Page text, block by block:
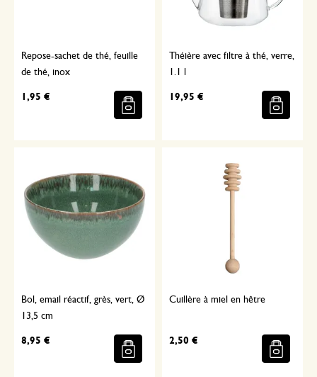
Repose-sachet de thé, feuille
de thé, inox
1,95 €
Théière avec filtre à thé, verre,
1.1 l
19,95 €
Bol, email réactif, grès, vert, Ø
13,5 cm
8,95 €
Cuillère à miel en hêtre
2,50 €